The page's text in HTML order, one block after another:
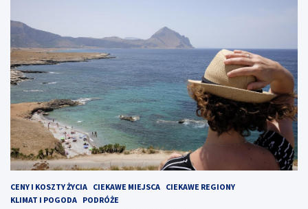
CENY I KOSZTY ŻYCIA CIEKAWE MIEJSCA CIEKAWE REGIONY
KLIMAT I POGODA PODRÓŻE